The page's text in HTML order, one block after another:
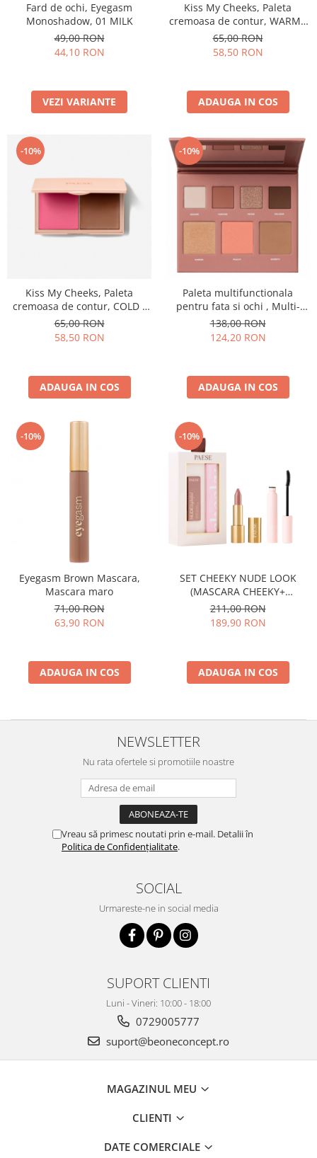
Fard de ochi, Eyegasm
Monoshadow, 01 MILK
49,00 RON
44,10 RON
VEZI VARIANTE
Kiss My Cheeks, Paleta
cremoasa de contur, WARM -
15 g
65,00 RON
58,50 RON
ADAUGA IN COS
-10%
Kiss My Cheeks, Paleta
cremoasa de contur, COLD -
15 g
65,00 RON
58,50 RON
ADAUGA IN COS
-10%
Paleta multifunctionala
pentru fata si ochi , Multi-
function Face and Eye Make-
up Palette – 16 g
138,00 RON
124,20 RON
ADAUGA IN COS
-10%
Eyegasm Brown Mascara,
Mascara maro
71,00 RON
63,90 RON
ADAUGA IN COS
-10%
SET CHEEKY NUDE LOOK
(MASCARA CHEEKY+
NUDELIGHTFUL LIPSTICK NR
400)
211,00 RON
189,90 RON
ADAUGA IN COS
NEWSLETTER
Nu rata ofertele si promotiile noastre
Vreau să primesc noutati prin e-mail. Detalii în
Politica de Confidențialitate.
SOCIAL
Urmareste-ne in social media
SUPORT CLIENTI
Luni - Vineri: 10:00 - 18:00
0729005777
suport@beoneconcept.ro
MAGAZINUL MEU
CLIENTI
DATE COMERCIALE